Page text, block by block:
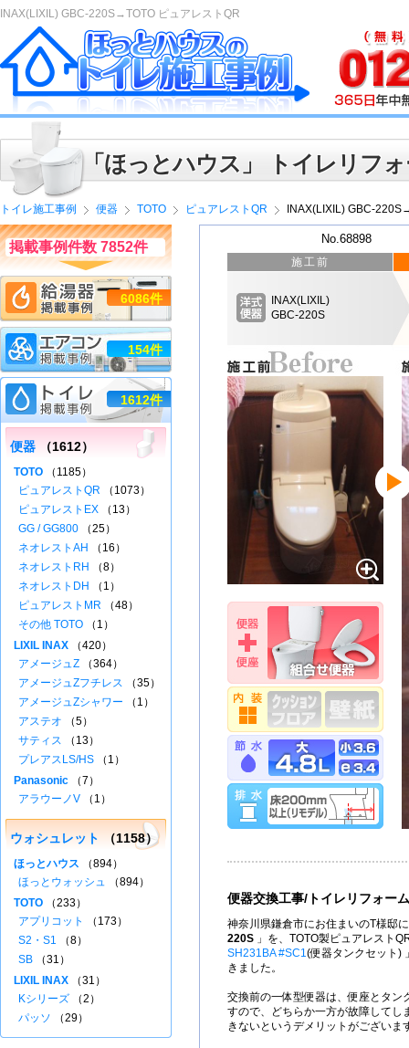
INAX(LIXIL) GBC-220S→TOTO ピュアレストQR
「ほっとハウス」 トイレリフ
トイレ施工事例 便器 TOTO ピュアレストQR INAX(LIXIL) GBC-
No.68898
施工前
INAX(LIXIL)
GBC-220S
便器交換工事/トイレリフォーム
神奈川県鎌倉市にお住まいのT様邸
220S 」を、TOTO製ピュアレスト
SH231BA #SC1(便器タンクセット)
きました。
交換前の一体型便器は、便座とタン
すので、どちらか一方が故障してし
きないというデメリットがございま
掲載事例件数 7852件
6086件
154件
1612件
便器 （1612）
TOTO （1185）
ピュアレストQR （1073）
ピュアレストEX （13）
GG / GG800 （25）
ネオレストAH
（16）
ネオレストRH
（8）
ネオレストDH
（1）
ピュアレストMR （48）
その他 TOTO （1）
LIXIL INAX （420）
アメージュZ （364）
アメージュZフチレス （35）
アメージュZシャワー （1）
アステオ （5）
サティス （13）
プレアスLS/HS （1）
Panasonic （7）
アラウーノV （1）
ウォシュレット （1158）
ほっとハウス （894）
ほっとウォッシュ （894）
TOTO （233）
アプリコット
（173）
S2・S1 （8）
SB （31）
LIXIL INAX （31）
Kシリーズ （2）
パッソ （29）